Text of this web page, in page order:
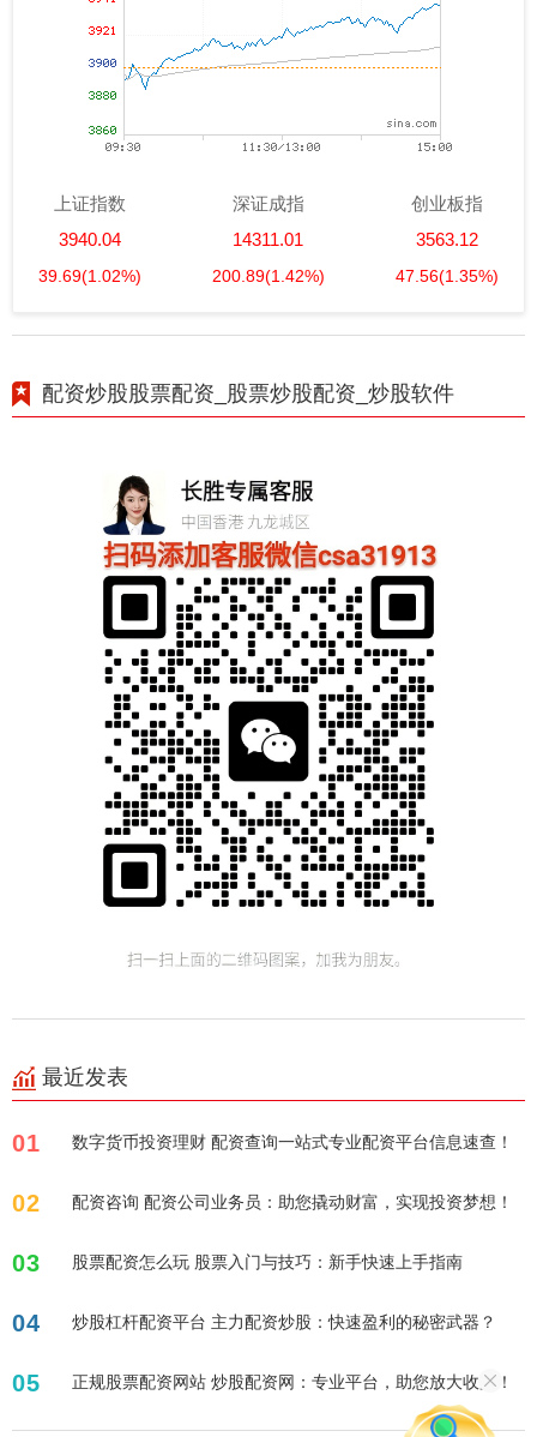
上证指数
3940.04
39.69(1.02%)
深证成指
14311.01
200.89(1.42%)
创业板指
3563.12
47.56(1.35%)
配资炒股股票配资_股票炒股配资_炒股软件
最近发表
01 数字货币投资理财 配资查询一站式专业配资平台信息速查！
02 配资咨询 配资公司业务员：助您撬动财富，实现投资梦想！
03 股票配资怎么玩 股票入门与技巧：新手快速上手指南
04 炒股杠杆配资平台 主力配资炒股：快速盈利的秘密武器？
05 正规股票配资网站 炒股配资网：专业平台，助您放大收益！